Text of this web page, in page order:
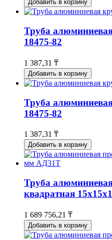
Добавить в корзину
Труба
18475-82
1 387,31 ₸
Добавить в корзину
Труба
18475-82
1 387,31 ₸
Добавить в корзину
Труба
квадратная
1 689 756,21 ₸
Добавить в корзину